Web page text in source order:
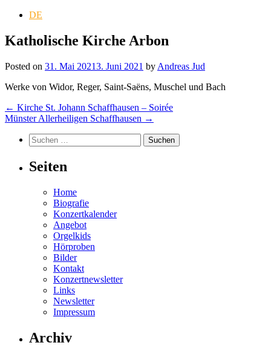
DE
Katholische Kirche Arbon
Posted on 31. Mai 20213. Juni 2021 by Andreas Jud
Werke von Widor, Reger, Saint-Saëns, Muschel und Bach
Post
navigation
← Kirche St. Johann Schaffhausen – Soirée
Münster Allerheiligen Schaffhausen →
Suchen
nach:
Seiten
Home
Biografie
Konzertkalender
Angebot
Orgelkids
Hörproben
Bilder
Kontakt
Konzertnewsletter
Links
Newsletter
Impressum
Archiv